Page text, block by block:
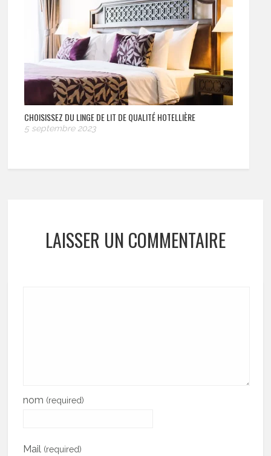
CHOISISSEZ DU LINGE DE LIT DE QUALITÉ HOTELLIÈRE
5 septembre 2023
LAISSER UN COMMENTAIRE
nom (required)
Mail (required)